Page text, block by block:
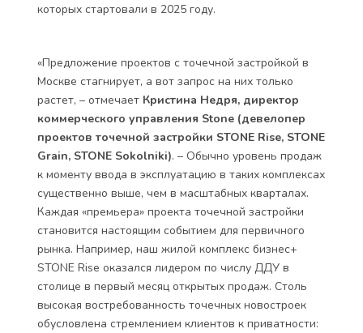
которых стартовали в 2025 году.
«Предложение проектов с точечной застройкой в
Москве стагнирует, а вот запрос на них только
растет, – отмечает Кристина Недря, директор
коммерческого управления Stone (девелопер
проектов точечной застройки STONE Rise, STONE
Grain, STONE Sokolniki). – Обычно уровень продаж
к моменту ввода в эксплуатацию в таких комплексах
существенно выше, чем в масштабных кварталах.
Каждая «премьера» проекта точечной застройки
становится настоящим событием для первичного
рынка. Например, наш жилой комплекс бизнес+
STONE Rise оказался лидером по числу ДДУ в
столице в первый месяц открытых продаж. Столь
высокая востребованность точечных новостроек
обусловлена стремлением клиентов к приватности: